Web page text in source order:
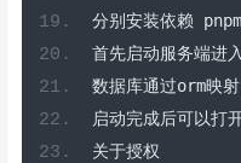
分别安装依赖
首先启动服务端进入
数据库通过orm映射
启动完成后可以打
关于授权